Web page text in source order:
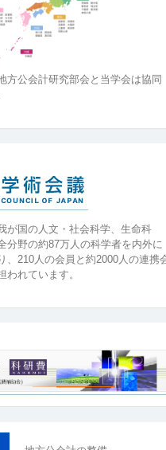
方公会計研究部会と当学会は協同
が国の人文・社会科学、生命科
分野の約87万人の科学者を内外に
、210人の会員と約2000人の連携
われています。